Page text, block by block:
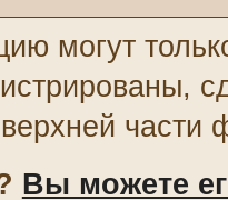
могут
части
Вы можете